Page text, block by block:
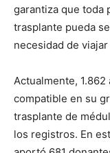
garantiza que toda
trasplante pueda
necesidad de
Actualmente,
compatible en su
trasplante de
los registros. En